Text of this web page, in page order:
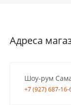
Адреса
Шоу-рум
+7 (927) 687-16-